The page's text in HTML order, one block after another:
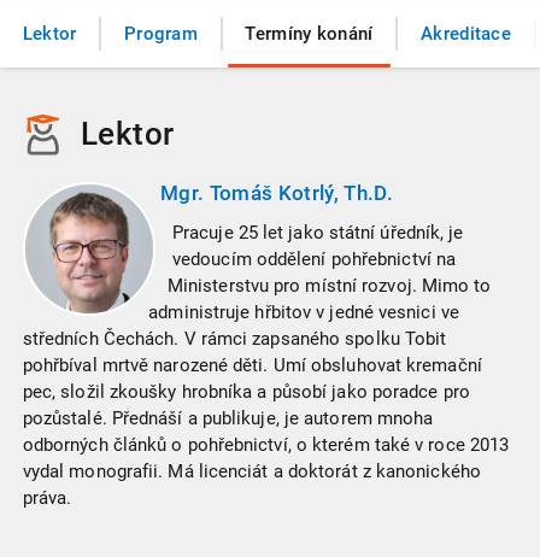
Lektor Program Termíny konání Akreditace
Lektor
Mgr. Tomáš Kotrlý, Th.D.
Pracuje 25 let jako státní úředník, je
vedoucím oddělení pohřebnictví na
Ministerstvu pro místní rozvoj. Mimo to
administruje hřbitov v jedné vesnici ve
středních Čechách. V rámci zapsaného spolku Tobit
pohřbíval mrtvě narozené děti. Umí obsluhovat kremační
pec, složil zkoušky hrobníka a působí jako poradce pro
pozůstalé. Přednáší a publikuje, je autorem mnoha
odborných článků o pohřebnictví, o kterém také v roce 2013
vydal monografii. Má licenciát a doktorát z kanonického
práva.